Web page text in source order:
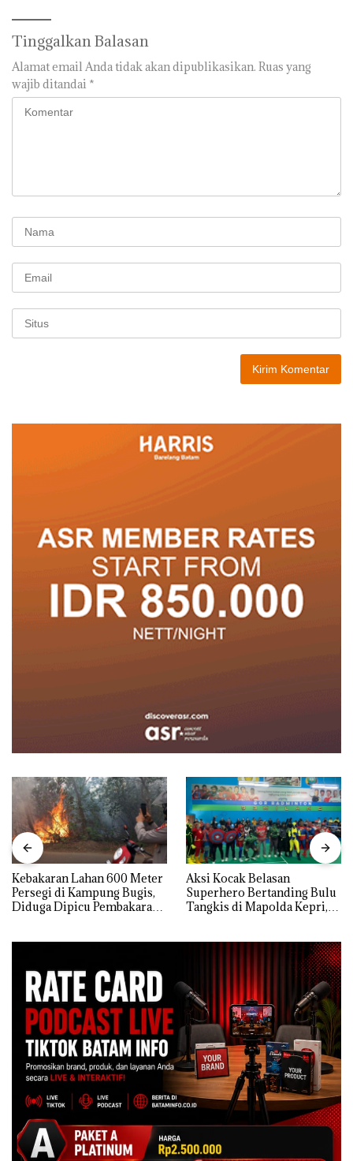
Tinggalkan Balasan
Alamat email Anda tidak akan dipublikasikan. Ruas yang
wajib ditandai *
Kebakaran Lahan 600 Meter
Persegi di Kampung Bugis,
Diduga Dipicu Pembakaran
Aksi Kocak Belasan
Superhero Bertanding Bulu
Tangkis di Mapolda Kepri,